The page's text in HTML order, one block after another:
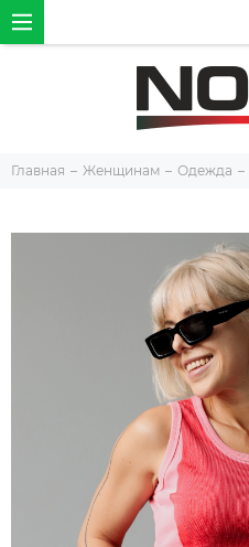
Главная Женщинам Одежда